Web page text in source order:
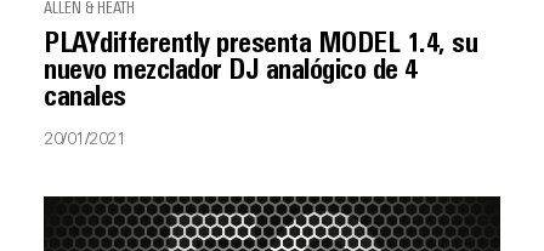
ALLEN & HEATH
PLAYdifferently presenta MODEL 1.4, su
nuevo mezclador DJ analógico de 4
canales
20/01/2021